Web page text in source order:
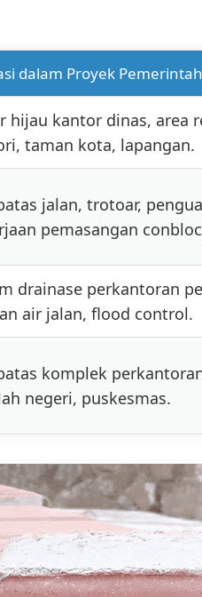
dalam Proyek Pemerintah
hijau kantor dinas, area
taman kota, lapangan.
jalan, trotoar,
pemasangan
drainase perkantoran
air jalan, flood control.
komplek
negeri, puskesmas.